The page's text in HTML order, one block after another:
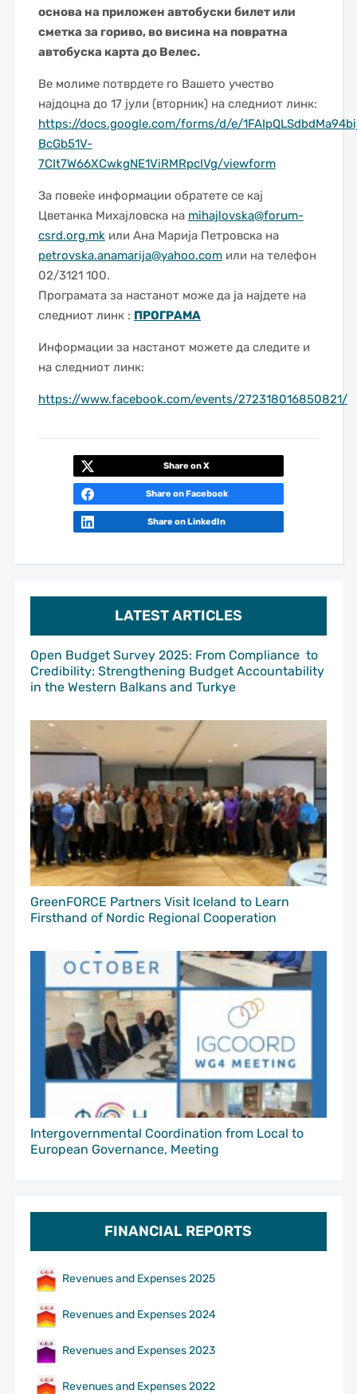
LATEST ARTICLES
Open Budget Survey 2025: From Compliance to
Credibility: Strengthening Budget Accountability
in the Western Balkans and Turkye
GreenFORCE Partners Visit Iceland to Learn
Firsthand of Nordic Regional Cooperation
Intergovernmental Coordination from Local to
European Governance, Meeting
FINANCIAL REPORTS
Revenues and Expenses 2025
Revenues and Expenses 2024
Revenues and Expenses 2023
Revenues and Expenses 2022
основа на приложен автобуски билет или
сметка за гориво, во висина на повратна
автобуска карта до Велес.
Ве молиме потврдете го Вашето учество
најдоцна до 17 јули (вторник) на следниот линк:
https://docs.google.com/forms/d/e/
BcGb51V-
7CIt7W66XCwkgNE1ViRMRpcIVg/viewform
За повеќе информации обратете се кај
Цветанка Михајловска на mihajlovska@forum-
csrd.org.mkили Ана Марија Петровска на
petrovska.anamarija@yahoo.comили на телефон
02/3121 100.
Програмата за настанот може да ја најдете на
следниот линк : ПРОГРАМА
Информации за настанот можете да следите и
на следниот линк:
https://www.facebook.com/events/272318016850821/
Share on X
Share on Facebook
Share on LinkedIn